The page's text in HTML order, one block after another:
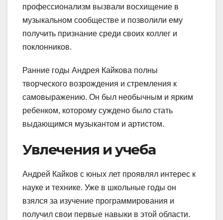
профессионализм вызвали восхищение в
музыкальном сообществе и позволили ему
получить признание среди своих коллег и
поклонников.
Ранние годы Андрея Кайкова полны
творческого возрождения и стремления к
самовыражению. Он был необычным и ярким
ребенком, которому суждено было стать
выдающимся музыкантом и артистом.
Увлечения и учеба
Андрей Кайков с юных лет проявлял интерес к
науке и технике. Уже в школьные годы он
взялся за изучение программирования и
получил свои первые навыки в этой области.